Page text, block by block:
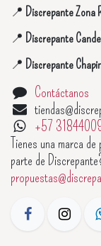
📍 Discrepante Zona
📍 Discrepante
📍 Discrepante
Contáctanos
+57
Tienes una marca
parte de